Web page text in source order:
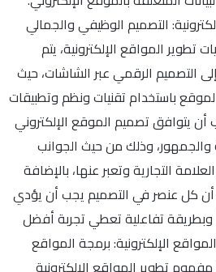
التصميم الوظيفي والجمالي
المواقع الإلكترونية، يتم
التصميم الرقمي عبر الشاشات، حيث
باستخدام تقنيات ونظم وتطبيقات
أن يتوافق تصميم الموقع الإلكتروني
وذلك من حيث الجوانب
التجارية وتعبر عنها، بالإضافة
أن كل عنصر في التصميم يجب أن يؤدي
وبطريقة تفاعلية تعطي تجربة أفضل
الإلكترونية: برمجة المواقع